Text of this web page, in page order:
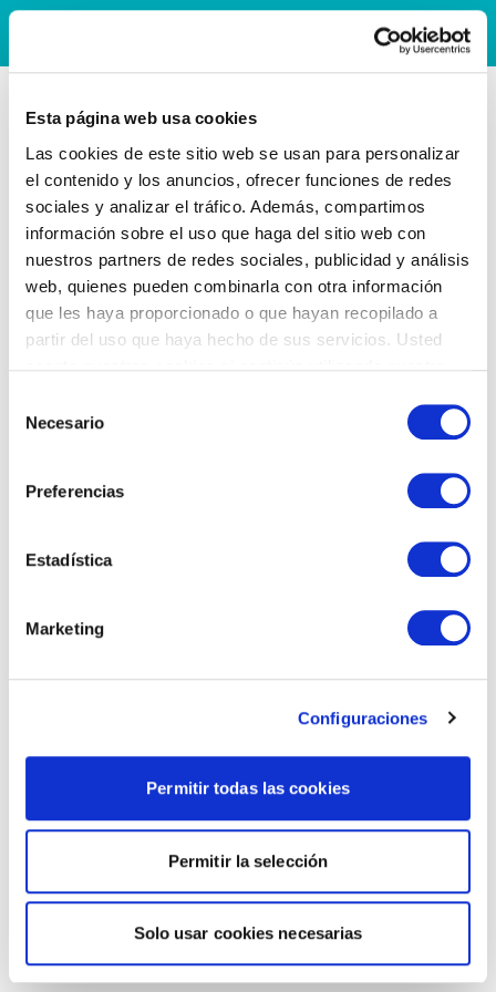
Esta página web usa cookies
Las cookies de este sitio web se usan para personalizar
el contenido y los anuncios, ofrecer funciones de redes
sociales y analizar el tráfico. Además, compartimos
información sobre el uso que haga del sitio web con
nuestros partners de redes sociales, publicidad y análisis
web, quienes pueden combinarla con otra información
que les haya proporcionado o que hayan recopilado a
partir del uso que haya hecho de sus servicios. Usted
Necesario
Preferencias
Estadística
Marketing
Configuraciones
Permitir todas las cookies
Permitir la selección
Solo usar cookies necesarias